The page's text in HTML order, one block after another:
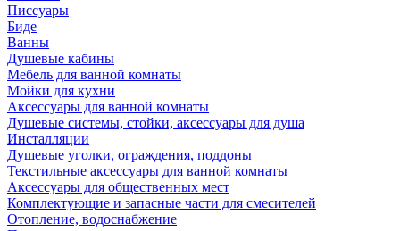
Писсуары
Биде
Ванны
Душевые кабины
Мебель для ванной комнаты
Мойки для кухни
Аксессуары для ванной комнаты
Душевые системы, стойки, аксессуары для душа
Инсталляции
Душевые уголки, ограждения, поддоны
Текстильные аксессуары для ванной комнаты
Аксессуары для общественных мест
Комплектующие и запасные части для смесителей
Отопление, водоснабжение